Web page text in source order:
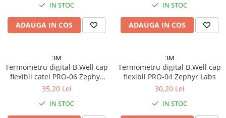
Protectie solara
Produse tehnico-medicale
Aparatura medicala
IN STOC
ADAUGA IN COS
IN STOC
ADAUGA IN COS
3M
Termometru digital B.Well cap
flexibil catel PRO-06 Zephyr
Labs
35,20 Lei
IN STOC
3M
Termometru digital B.Well cap
flexibil PRO-04 Zephyr Labs
30,20 Lei
IN STOC